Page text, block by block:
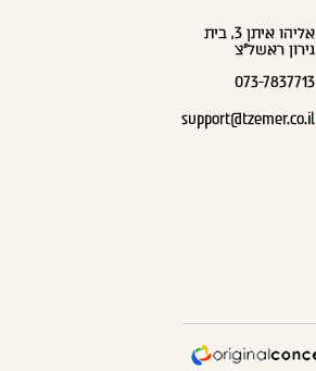
אליהו איתן 3, בית
גירון ראשל"צ
073-7837713
support@tzemer.co.il